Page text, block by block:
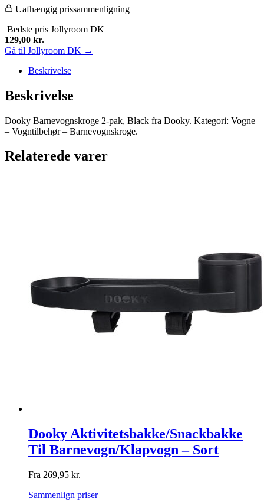
Uafhængig prissammenligning
Bedste pris Jollyroom DK
129,00 kr.
Gå til Jollyroom DK →
Beskrivelse
Beskrivelse
Dooky Barnevognskroge 2-pak, Black fra Dooky. Kategori: Vogne
– Vogntilbehør – Barnevognskroge.
Relaterede varer
Dooky Aktivitetsbakke/Snackbakke
Til Barnevogn/Klapvogn – Sort
Fra 269,95 kr.
Sammenlign priser